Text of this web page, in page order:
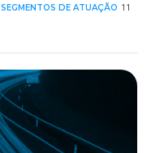
SEGMENTOS DE ATUAÇÃO 11